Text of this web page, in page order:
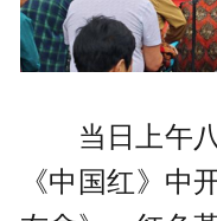
当日上午
《中国红》中